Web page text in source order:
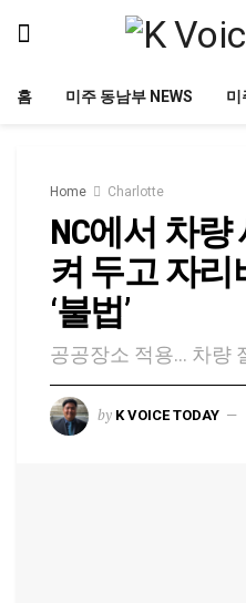
홈 미주 동남부 NEWS 미
Home Charlotte
NC에서 차
켜 두고 자
‘불법’
공공장소 적용… 차량
by K VOICE TODAY